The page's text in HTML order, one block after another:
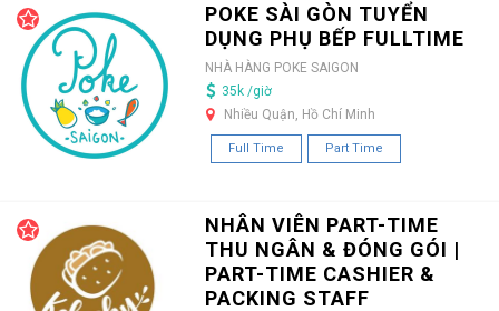
POKE SÀI GÒN TUYỂN
DỤNG PHỤ BẾP FULLTIME
NHÀ HÀNG POKE SAIGON
35k /giờ
Nhiều Quận, Hồ Chí Minh
Full Time Part Time
NHÂN VIÊN PART-TIME
THU NGÂN & ĐÓNG GÓI |
PART-TIME CASHIER &
PACKING STAFF